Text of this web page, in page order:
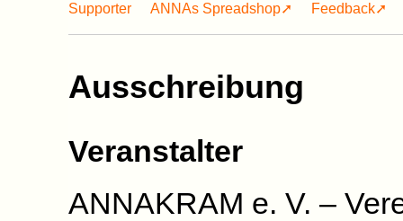
Supporter
ANNAs Spreadshop➚ Feedback➚
Ausschreibung
Veranstalter
ANNAKRAM e. V. –